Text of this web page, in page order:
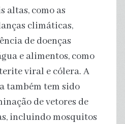
altas, como as
climáticas,
de doenças
e alimentos, como
viral e cólera. A
também tem sido
de vetores de
incluindo mosquitos